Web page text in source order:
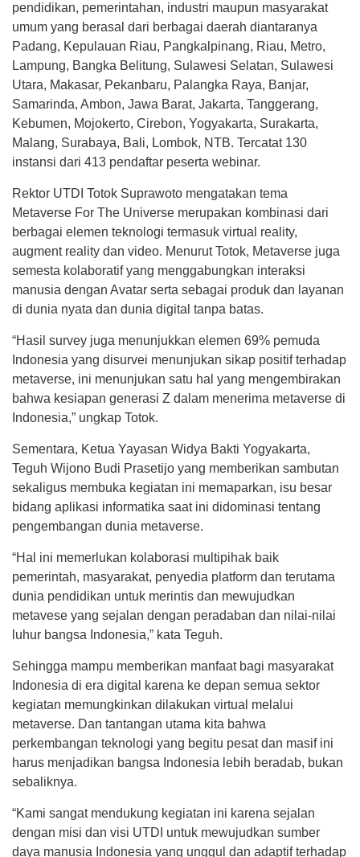
pendidikan, pemerintahan, industri maupun masyarakat
umum yang berasal dari berbagai daerah diantaranya
Padang, Kepulauan Riau, Pangkalpinang, Riau, Metro,
Lampung, Bangka Belitung, Sulawesi Selatan, Sulawesi
Utara, Makasar, Pekanbaru, Palangka Raya, Banjar,
Samarinda, Ambon, Jawa Barat, Jakarta, Tanggerang,
Kebumen, Mojokerto, Cirebon, Yogyakarta, Surakarta,
Malang, Surabaya, Bali, Lombok, NTB. Tercatat 130
instansi dari 413 pendaftar peserta webinar.
Rektor UTDI Totok Suprawoto mengatakan tema
Metaverse For The Universe merupakan kombinasi dari
berbagai elemen teknologi termasuk virtual reality,
augment reality dan video. Menurut Totok, Metaverse juga
semesta kolaboratif yang menggabungkan interaksi
manusia dengan Avatar serta sebagai produk dan layanan
di dunia nyata dan dunia digital tanpa batas.
“Hasil survey juga menunjukkan elemen 69% pemuda
Indonesia yang disurvei menunjukan sikap positif terhadap
metaverse, ini menunjukan satu hal yang mengembirakan
bahwa kesiapan generasi Z dalam menerima metaverse di
Indonesia,” ungkap Totok.
Sementara, Ketua Yayasan Widya Bakti Yogyakarta,
Teguh Wijono Budi Prasetijo yang memberikan sambutan
sekaligus membuka kegiatan ini memaparkan, isu besar
bidang aplikasi informatika saat ini didominasi tentang
pengembangan dunia metaverse.
“Hal ini memerlukan kolaborasi multipihak baik
pemerintah, masyarakat, penyedia platform dan terutama
dunia pendidikan untuk merintis dan mewujudkan
metavese yang sejalan dengan peradaban dan nilai-nilai
luhur bangsa Indonesia,” kata Teguh.
Sehingga mampu memberikan manfaat bagi masyarakat
Indonesia di era digital karena ke depan semua sektor
kegiatan memungkinkan dilakukan virtual melalui
metaverse. Dan tantangan utama kita bahwa
perkembangan teknologi yang begitu pesat dan masif ini
harus menjadikan bangsa Indonesia lebih beradab, bukan
sebaliknya.
“Kami sangat mendukung kegiatan ini karena sejalan
dengan misi dan visi UTDI untuk mewujudkan sumber
daya manusia Indonesia yang unggul dan adaptif terhadap